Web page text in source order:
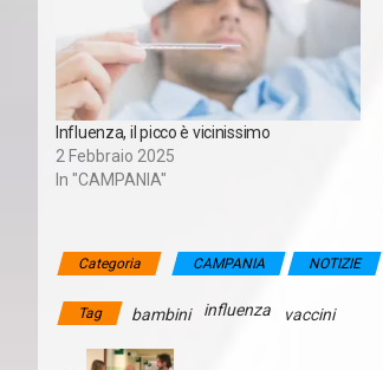
Influenza, il picco è vicinissimo
2 Febbraio 2025
In "CAMPANIA"
Categoria CAMPANIA NOTIZIE
Tag bambini influenza vaccini